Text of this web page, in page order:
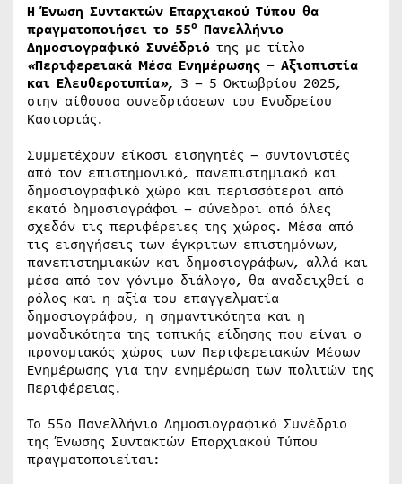
Η Ένωση Συντακτών Επαρχιακού Τύπου θα
πραγματοποιήσει το 55ο Πανελλήνιο
Δημοσιογραφικό Συνέδριό της με τίτλο
«Περιφερειακά Μέσα Ενημέρωσης – Αξιοπιστία
και Ελευθεροτυπία», 3 – 5 Οκτωβρίου 2025,
στην αίθουσα συνεδριάσεων του Ενυδρείου
Καστοριάς.
Συμμετέχουν είκοσι εισηγητές – συντονιστές
από τον επιστημονικό, πανεπιστημιακό και
δημοσιογραφικό χώρο και περισσότεροι από
εκατό δημοσιογράφοι – σύνεδροι από όλες
σχεδόν τις περιφέρειες της χώρας. Μέσα από
τις εισηγήσεις των έγκριτων επιστημόνων,
πανεπιστημιακών και δημοσιογράφων, αλλά και
μέσα από τον γόνιμο διάλογο, θα αναδειχθεί ο
ρόλος και η αξία του επαγγελματία
δημοσιογράφου, η σημαντικότητα και η
μοναδικότητα της τοπικής είδησης που είναι ο
προνομιακός χώρος των Περιφερειακών Μέσων
Ενημέρωσης για την ενημέρωση των πολιτών της
Περιφέρειας.
Το 55ο Πανελλήνιο Δημοσιογραφικό Συνέδριο
της Ένωσης Συντακτών Επαρχιακού Τύπου
πραγματοποιείται: